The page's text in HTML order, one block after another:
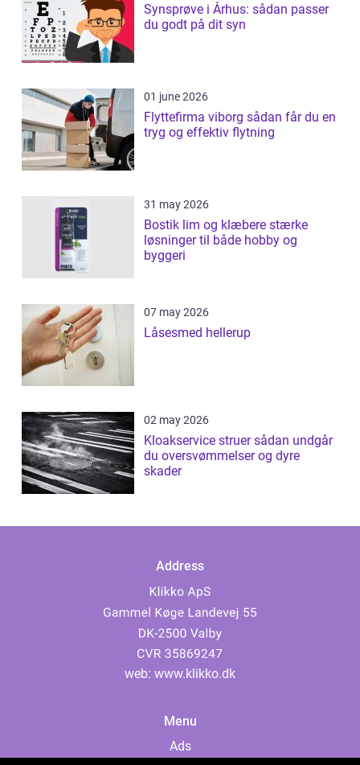
Synsprøve i Århus: sådan passer
du godt på dit syn
01 june 2026
Flyttefirma viborg sådan får du en
tryg og effektiv flytning
31 may 2026
Bostik lim og klæbere stærke
løsninger til både hobby og
byggeri
07 may 2026
Låsesmed hellerup
02 may 2026
Kloakservice struer sådan undgår
du oversvømmelser og dyre
skader
Address
web: www.klikko.dk
Menu
Ads